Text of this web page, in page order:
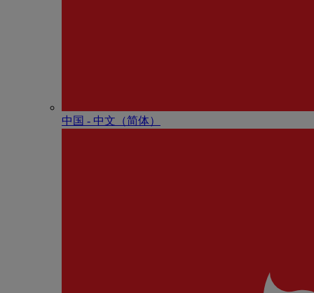
中国 - 中⽂（简体）